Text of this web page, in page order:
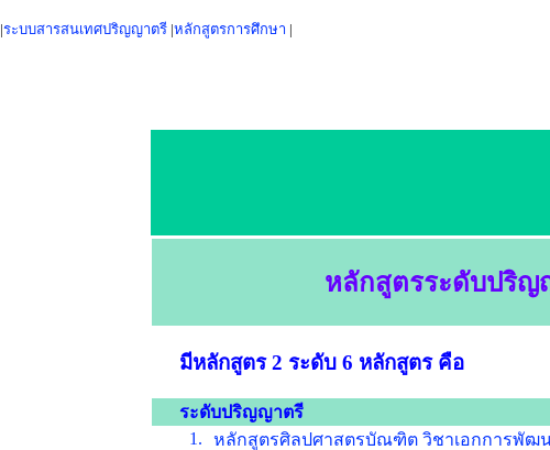
|ระบบสารสนเทศปริญญาตรี |หลักสูตรการศึกษา |
หลักสูตรระดับปริญ
มีหลักสูตร 2 ระดับ 6 หลักสูตร คือ
ระดับปริญญาตรี
1.
หลักสูตรศิลปศาสตรบัณฑิต วิชาเอกการพัฒน